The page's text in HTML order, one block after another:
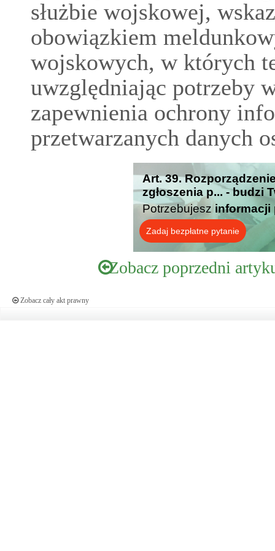
służbie wojskowej,
obowiązkiem
wojskowych, w których
uwzględniając potrzeby
zapewnienia ochrony
przetwarzanych danych
Art. 39.
zgłoszenia p... - budzi
Potrzebujesz informacji
Zadaj bezpłatne pytanie
Zobacz poprzedni
Zobacz cały akt prawny